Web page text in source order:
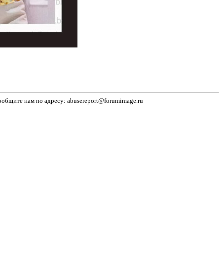
нам по адресу: abusereport@forumimage.ru